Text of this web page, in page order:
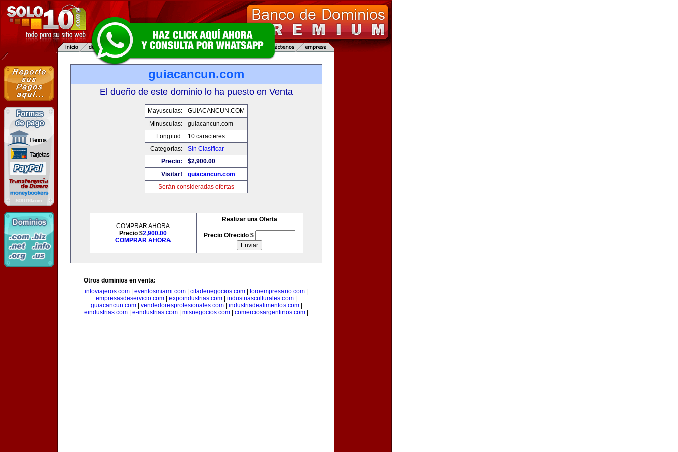
guiacancun.com
El dueño de este dominio lo ha puesto en Venta
Mayusculas:
GUIACANCUN.COM
Minusculas:
guiacancun.com
Longitud:
10 caracteres
Categorias:
Sin Clasificar
Precio:
$2,900.00
Visitar!
guiacancun.com
Serán consideradas ofertas
COMPRAR AHORA
Precio $2,900.00
COMPRAR AHORA
Realizar una Oferta
Precio Ofrecido $
Otros dominios en venta:
infoviajeros.com
eventosmiami.com citadenegocios.com foroempresario.com
empresasdeservicio.com
expoindustrias.com industriasculturales.com
guiacancun.com| vendedoresprofesionales.com| industriadealimentos.com|
eindustrias.com
e-industrias.com misnegocios.com comerciosargentinos.com